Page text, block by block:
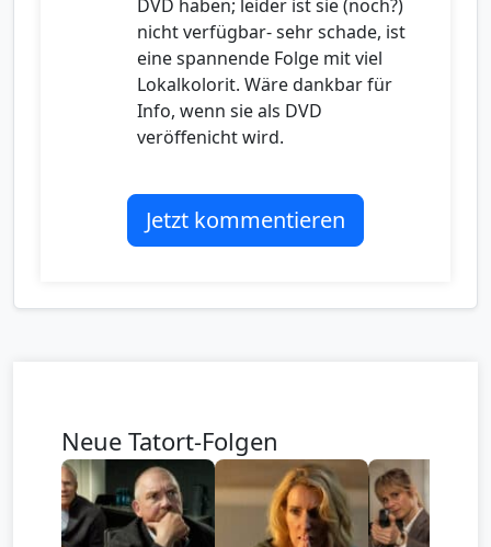
DVD haben; leider ist sie (noch?)
nicht verfügbar- sehr schade, ist
eine spannende Folge mit viel
Lokalkolorit. Wäre dankbar für
Info, wenn sie als DVD
veröffenicht wird.
Jetzt kommentieren
Neue Tatort-Folgen